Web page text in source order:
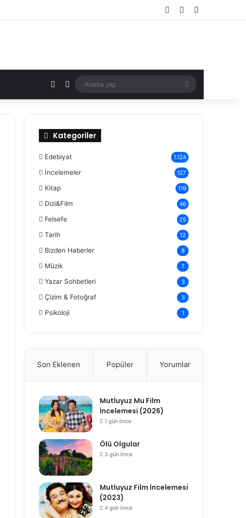
Kayıt OlRastgele Makale
Rastgele Makale
Arama
yap
Kategoriler
Edebiyat 1.124
İncelemeler 127
Kitap 119
Dizi&Film 46
Felsefe 25
Tarih 12
Bizden Haberler 8
Müzik 7
Yazar Sohbetleri 3
Çizim & Fotoğraf 3
Psikoloji 1
Son Eklenen Popüler Yorumlar
Mutluyuz Mu Film
İncelemesi (2026)
1 gün önce
Ölü Olgular
3 gün önce
Mutluyuz Film İncelemesi
(2023)
4 gün önce